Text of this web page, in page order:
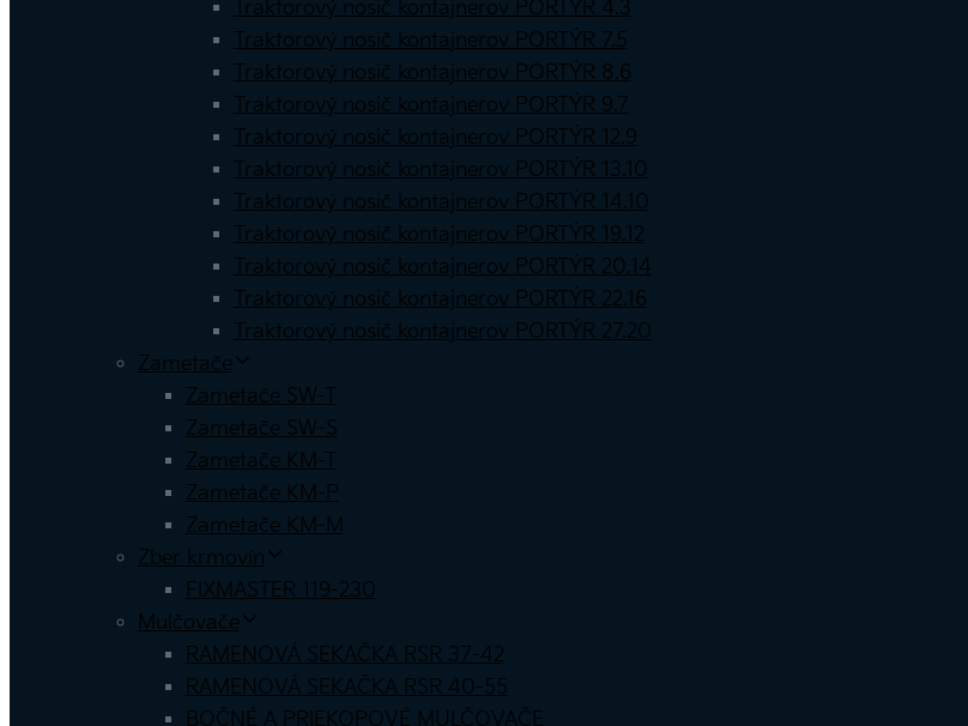
Traktorový nosič kontajnerov PORTÝR 4.3
Traktorový nosič kontajnerov PORTÝR 7.5
Traktorový nosič kontajnerov PORTÝR 8.6
Traktorový nosič kontajnerov PORTÝR 9.7
Traktorový nosič kontajnerov PORTÝR 12.9
Traktorový nosič kontajnerov PORTÝR 13.10
Traktorový nosič kontajnerov PORTÝR 14.10
Traktorový nosič kontajnerov PORTÝR 19.12
Traktorový nosič kontajnerov PORTÝR 20.14
Traktorový nosič kontajnerov PORTÝR 22.16
Traktorový nosič kontajnerov PORTÝR 27.20
Zametače
Zametače SW-T
Zametače SW-S
Zametače KM-T
Zametače KM-P
Zametače KM-M
Zber krmovín
FIXMASTER 119-230
Mulčovače
RAMENOVÁ SEKAČKA RSR 37-42
RAMENOVÁ SEKAČKA RSR 40-55
BOČNÉ A PRIEKOPOVÉ MULČOVAČE